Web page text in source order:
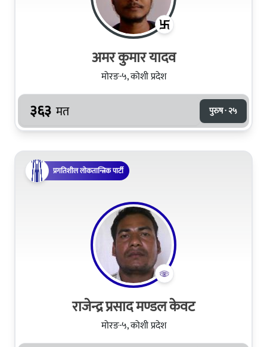
अमर कुमार यादव
मोरङ-५, कोशी प्रदेश
३६३ मत पुरुष · २५
प्रगतिशील लोकतान्त्रिक पार्टी
राजेन्द्र प्रसाद मण्डल केवट
मोरङ-५, कोशी प्रदेश